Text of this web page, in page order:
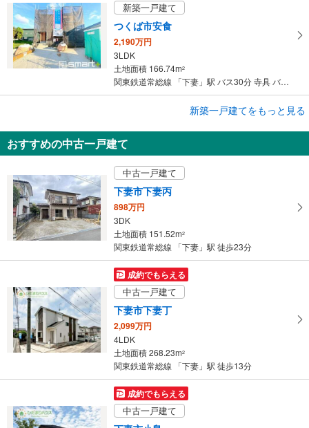
新築一戸建て
つくば市安食
2,190万円
3LDK
土地面積 166.74m2
関東鉄道常総線 「下妻」駅 バス30分 寺具 バス停下車 徒歩29分
下妻市下妻丙
3LDK WIC
土地面積 253.45m
関東鉄道常総線 「下妻」駅 徒歩19分
新築一戸建てをもっと見る
おすすめの中古一戸建て
中古一戸建て
下妻市下妻丙
898万円
3DK
土地面積 151.52m2
関東鉄道常総線 「下妻」駅 徒歩23分
成約でもらえる
中古一戸建て
下妻市下妻丁
2,099万円
4LDK
土地面積 268.23m2
関東鉄道常総線 「下妻」駅 徒歩13分
成約でもらえる
中古一戸建て